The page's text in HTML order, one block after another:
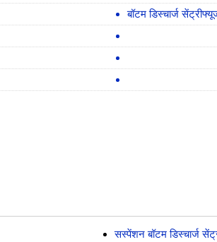
बॉटम डिस्चार्ज
सस्पेंशन बॉटम डिस्चार्ज